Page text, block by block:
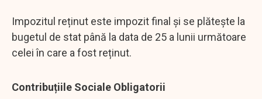
Impozitul reținut este impozit final și se plătește la
bugetul de stat până la data de 25 a lunii următoare
celei în care a fost reținut.
Contribuțiile Sociale Obligatorii